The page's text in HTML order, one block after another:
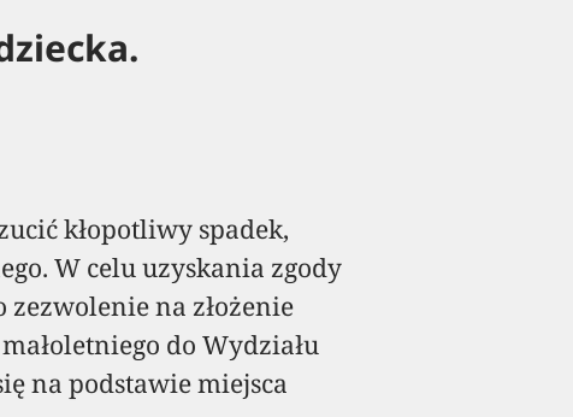
kłopotliwy spadek,
W celu uzyskania zgody
zezwolenie na złożenie
do Wydziału
na podstawie miejsca